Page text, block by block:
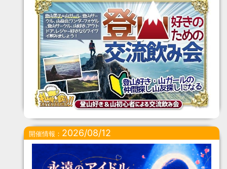
開催情報： 2026/08/12